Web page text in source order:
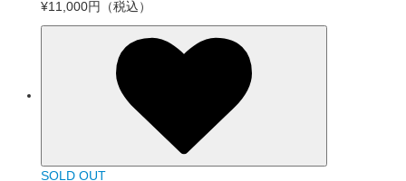
¥11,000円
（税込）
SOLD OUT